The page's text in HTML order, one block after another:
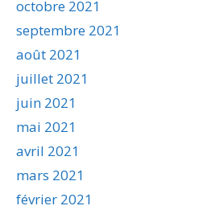
octobre 2021
septembre 2021
août 2021
juillet 2021
juin 2021
mai 2021
avril 2021
mars 2021
février 2021